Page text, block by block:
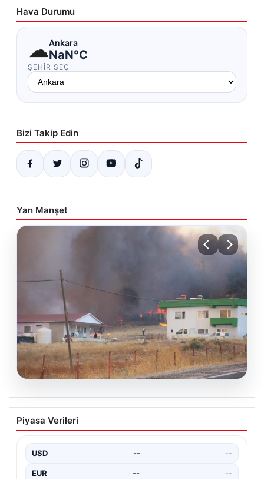
Hava Durumu
☁Ankara
NaN°C
ŞEHIR SEÇ
Bizi Takip Edin
Yan Manşet
03.08.2026
Çanakkale’de ormanlık alanda yangın
çıktı
Piyasa Verileri
USD -- --
EUR -- --